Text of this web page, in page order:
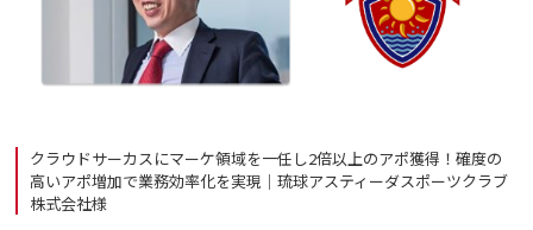
クラウドサーカスにマーケ領域を一任し2倍以上のアポ獲得！確度の
高いアポ増加で業務効率化を実現｜琉球アスティーダスポーツクラブ
株式会社様